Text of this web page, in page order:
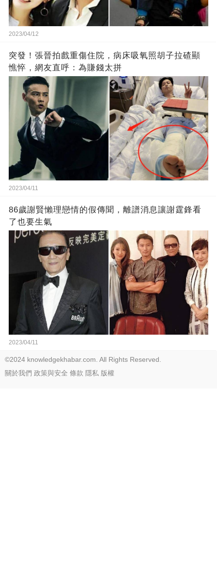
2023/04/12
突發！張晉拍戲重傷住院，病床吸氧照胡子拉碴顯
憔悴，網友直呼：為賺錢太拼
2023/04/11
86歲謝賢懶理戀情的假傳聞，離譜消息讓謝霆鋒看
了也要生氣
2023/04/11
©2024 knowledgekhabar.com. All Rights Reserved.
關於我們 政策與安全 條款 隱私 版權